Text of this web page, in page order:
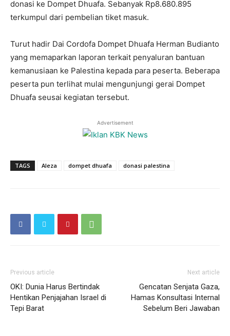
donasi ke Dompet Dhuafa. Sebanyak Rp8.680.895
terkumpul dari pembelian tiket masuk.
Turut hadir Dai Cordofa Dompet Dhuafa Herman Budianto
yang memaparkan laporan terkait penyaluran bantuan
kemanusiaan ke Palestina kepada para peserta. Beberapa
peserta pun terlihat mulai mengunjungi gerai Dompet
Dhuafa seusai kegiatan tersebut.
Advertisement
TAGS Aleza dompet dhuafa donasi palestina
Previous article
OKI: Dunia Harus Bertindak
Hentikan Penjajahan Israel di
Tepi Barat
Next article
Gencatan Senjata Gaza,
Hamas Konsultasi Internal
Sebelum Beri Jawaban